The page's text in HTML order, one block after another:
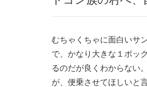
むちゃくちゃに面白いサ
で、かなり大きな１ボッ
るのだが良くわからない
が、便乗させてほしいと